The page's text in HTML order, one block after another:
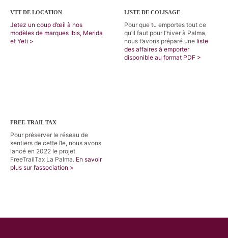
VTT DE LOCATION
Jetez un coup d’œil à nos
modèles de marques Ibis, Merida
et Yeti >
LISTE DE COLISAGE
Pour que tu emportes tout ce
qu’il faut pour l’hiver à Palma,
nous t’avons préparé une liste
des affaires à emporter
disponible au format PDF >
FREE-TRAIL TAX
Pour préserver le réseau de
sentiers de cette île, nous avons
lancé en 2022 le projet
FreeTrailTax La Palma. En savoir
plus sur l’association >